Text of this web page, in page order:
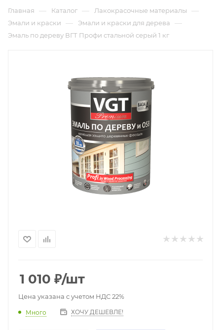
Главная — Каталог — Лакокрасочные материалы —
Эмали и краски — Эмали и краски для дерева —
Эмаль по дереву ВГТ Профи стальной серый 1 кг
1 010 ₽/шт
Цена указана с учетом НДС 22%
Много ХОЧУ ДЕШЕВЛЕ!